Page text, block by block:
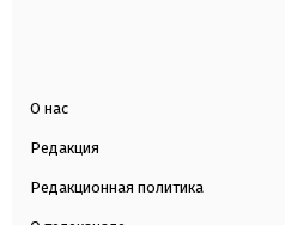
О нас
Редакция
Редакционная политика